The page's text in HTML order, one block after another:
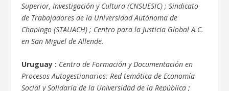
Superior, Investigación y Cultura (CNSUESIC) ; Sindicato
de Trabajadores de la Universidad Autónoma de
Chapingo (STAUACH) ; Centro para la Justicia Global A.C.
en San Miguel de Allende.
Uruguay : Centro de Formación y Documentación en
Procesos Autogestionarios: Red temática de Economía
Social y Solidaria de la Universidad de la República ;